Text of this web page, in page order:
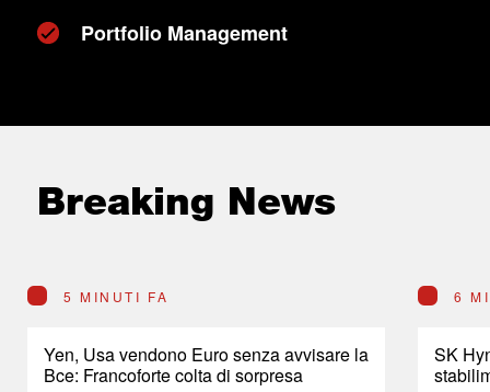
Portfolio Management
Breaking News
5 MINUTI FA
Yen, Usa vendono Euro senza avvisare la
Bce: Francoforte colta di sorpresa
6
SK